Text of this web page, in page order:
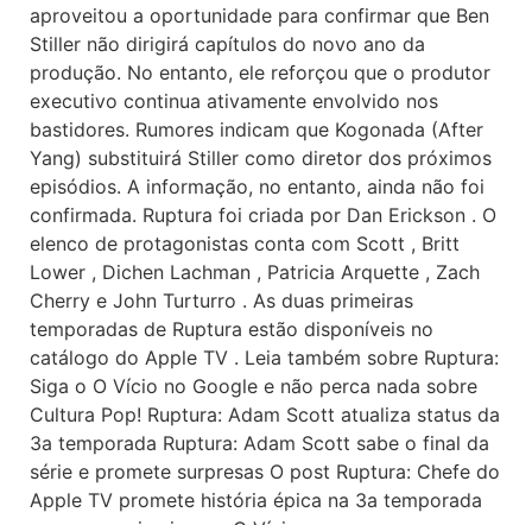
aproveitou a oportunidade para confirmar que Ben
Stiller não dirigirá capítulos do novo ano da
produção. No entanto, ele reforçou que o produtor
executivo continua ativamente envolvido nos
bastidores. Rumores indicam que Kogonada (After
Yang) substituirá Stiller como diretor dos próximos
episódios. A informação, no entanto, ainda não foi
confirmada. Ruptura foi criada por Dan Erickson . O
elenco de protagonistas conta com Scott , Britt
Lower , Dichen Lachman , Patricia Arquette , Zach
Cherry e John Turturro . As duas primeiras
temporadas de Ruptura estão disponíveis no
catálogo do Apple TV . Leia também sobre Ruptura:
Siga o O Vício no Google e não perca nada sobre
Cultura Pop! Ruptura: Adam Scott atualiza status da
3a temporada Ruptura: Adam Scott sabe o final da
série e promete surpresas O post Ruptura: Chefe do
Apple TV promete história épica na 3a temporada